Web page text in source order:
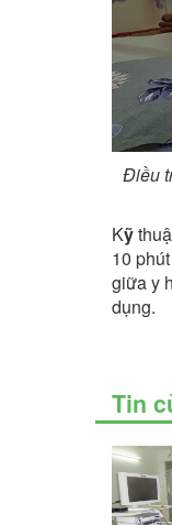
Điều
Kỹ
10
giữa y
dụng.
Tin